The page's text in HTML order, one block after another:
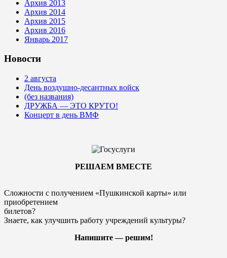
Архив 2013
Архив 2014
Архив 2015
Архив 2016
Январь 2017
Новости
2 августа
День воздушно-десантных войск
(без названия)
ДРУЖБА — ЭТО КРУТО!
Концерт в день ВМФ
РЕШАЕМ ВМЕСТЕ
Сложности с получением «Пушкинской карты» или
приобретением
билетов?
Знаете, как улучшить работу учреждений культуры?
Напишите — решим!